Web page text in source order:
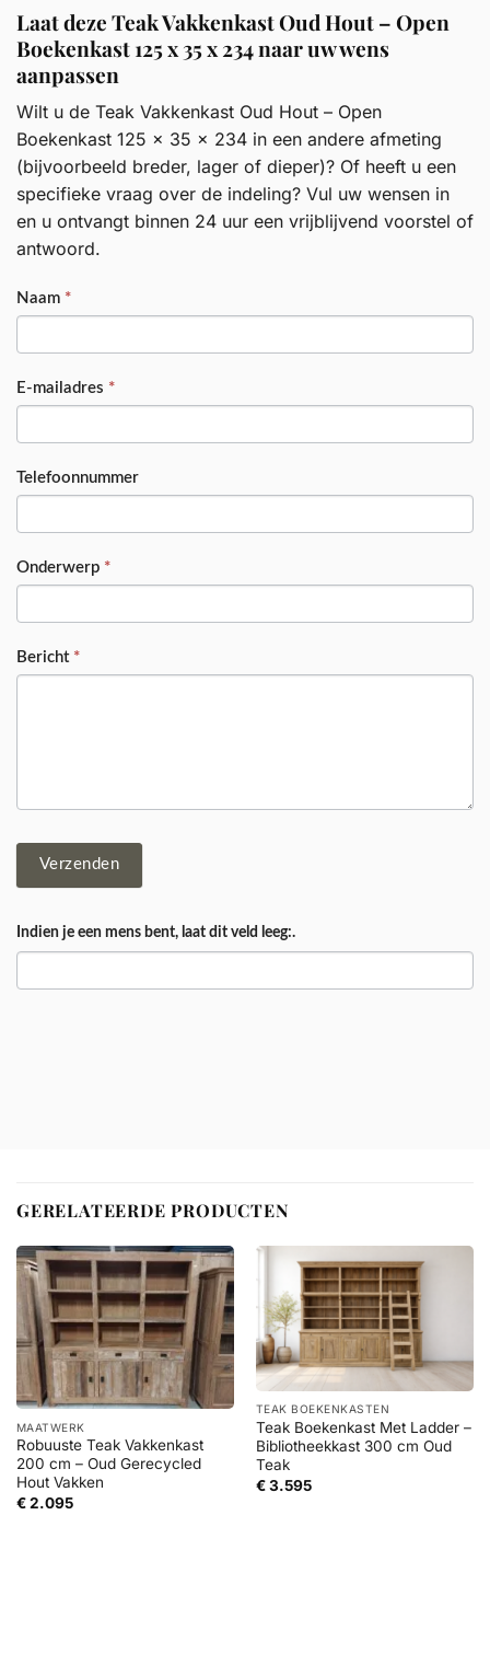
Laat deze Teak Vakkenkast Oud Hout – Open
Boekenkast 125 x 35 x 234 naar uw wens
aanpassen
Wilt u de Teak Vakkenkast Oud Hout – Open
Boekenkast 125 x 35 x 234 in een andere afmeting
(bijvoorbeeld breder, lager of dieper)? Of heeft u een
specifieke vraag over de indeling? Vul uw wensen in
en u ontvangt binnen 24 uur een vrijblijvend voorstel of
antwoord.
PRODUCT
Naam *
E-mailadres *
Telefoonnummer
Onderwerp *
Bericht *
Verzenden
Indien je een mens bent, laat dit veld leeg:.
GERELATEERDE PRODUCTEN
MAATWERK
Robuuste Teak Vakkenkast
200 cm – Oud Gerecycled
Hout Vakken
€2.095
TEAK BOEKENKASTEN
Teak Boekenkast Met Ladder –
Bibliotheekkast 300 cm Oud
Teak
€3.595